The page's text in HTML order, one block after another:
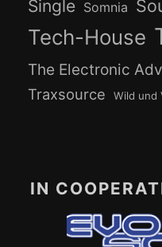
Single Somnia
Tech-House
The Electronic
Traxsource Wild und
IN